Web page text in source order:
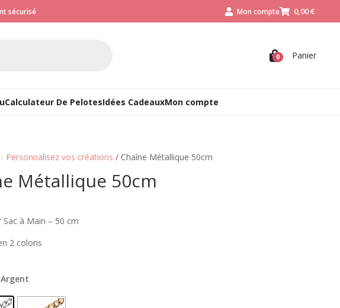
sécurisé  Mon compte 0,00€
 Panier
0
Calculateur De PelotesIdées CadeauxMon compte
Personnalisez vos créations / Chaîne Métallique 50cm
Métallique 50cm
Sac à Main – 50 cm
2 coloris